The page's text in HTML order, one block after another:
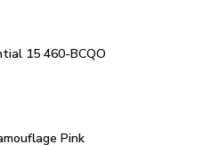
15 460-BCQO
Pink